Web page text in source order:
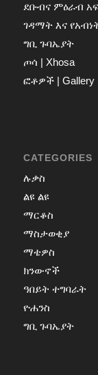
ደቡብና ምዕራብ
ገዳማት እና
ግቢ ጉባኤያት
ጦሳ | Xhosa
ፎቶዎች | Gallery
CATEGORIES
ሉቃስ
ልዩ ልዩ
ማርቆስ
ማስታወቂያ
ማቴዎስ
ክንውኖች
ዓበይት ተግባራት
ዮሐንስ
ግቢ ጉባኤያት